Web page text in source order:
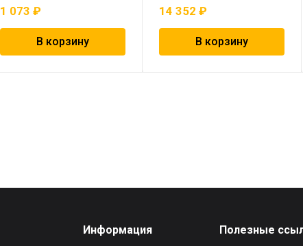
1 073₽
В корзину
14 352₽
В корзину
Информация Полезные